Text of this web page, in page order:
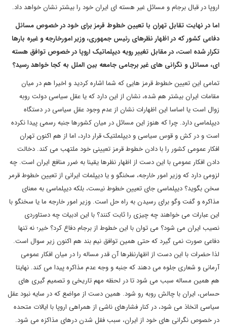
اروپا در قبال برجام و مسائل غیر هسته ای ایران خود را بیشتر نشان خواهد داد.
اما در نهایت تقابل تهران با تعیین خطوط قرمز برای خود در خصوص مسائل
دفاعی کشور که در اظهار نظرهای رئیس جمهوری، وزیر امورخارجه و غیره بارها
تکرار شده است، در مقابل تغییر رویه دیپلماتیک اروپا در خصوص توافق هسته
ای، مسائل و نگرانی های غیر برجامی جامعه بین الملل به کجا خواهد رسید؟
تمامی این تعیین خطوط قرمز هایی که شما اشاره کردید و اخیرا هم در میان
مقامات ایران بیشتر هم شده، نشان از این دارد که یا عقل سیاسی دولت روبه
زوال است یا اساسا این اظهارات نشان از عدم وجود عقل سیاسی در دستگاه
دیپلماسی دارد. چرا که هنوز این مسائل در میان کشورها جنبه رسمی پیدا نکرده
است و در کش و قوس سیاسی و دیپلملتیک قرار دارد، اما از هم اکنون تهران
افکار عمومی کشور را با دادن خطوط قرمز تعیینی خود ملتهب می کند. دخالت
دادن افکار عمومی با این دست از اظهار نظرها یقینا به ضرر منافع ایران است. چه
لزومی دارد که وزیر امور خارجه، سخنگو و یا دیپلمات ایرانی از تعیین خطوط قرمر
سخن بگوید؟ دیپلماسی جای تعیین خطوط نیست، بلکه دیپلماسی به معنای
مذاکره و گفت وگو برای رسیدن به راه حل است. وزیر امور خارجه ما یا سخنگو با
این عبارات می خواهند چه چیزی را ثابت کنند؟ با این ادبیات چه دستاوردی
نصیب ایران می شود؟ می توان با این خطوط از برجام دفاع کرد؟ خیر؛ نه تنها
دفاعی صورت نمی گیرد که حتی همین توافق نیم بند هم اکنون زیر سوال است.
لذا حضرات با این دست از اظهارنظرها آن قدر مساله را در میان افکار عمومی
آرمانی و شعاری جلوه می دهند که جنبه و وجه عدم مذاکره پیدا می کند. نهایتا
هم همین مساله سبب می شود تا در لحظه مهم تاریخی و تصمیم گیری های
حساس، ایران با چالش روبه رو شود. همین دست از مواضع که در سایه نبود عقل
سیاسی اتخاذ می شود، در کنار فشارهای ناشی از همراهی اروپا با ایالات متحده
در خصوص نگرانی های خود از ایران، سبب فقل شدن درهای مذاکزه می شود.